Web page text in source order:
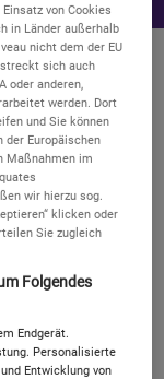
Darum.
du mehr dazu,
und
und
Netze
unserer
von Cookies
in Länder außerhalb
nicht dem der EU
sich auch
oder anderen,
werden. Dort
und Sie können
der Europäischen
Maßnahmen im
wir hierzu sog.
klicken oder
Sie zugleich
Folgendes
Endgerät.
Personalisierte
Entwicklung von